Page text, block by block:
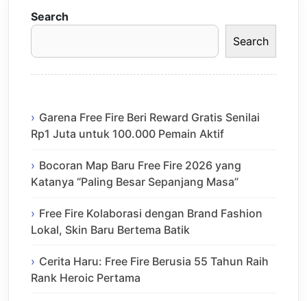
Search
Search
Garena Free Fire Beri Reward Gratis Senilai
Rp1 Juta untuk 100.000 Pemain Aktif
Bocoran Map Baru Free Fire 2026 yang
Katanya “Paling Besar Sepanjang Masa”
Free Fire Kolaborasi dengan Brand Fashion
Lokal, Skin Baru Bertema Batik
Cerita Haru: Free Fire Berusia 55 Tahun Raih
Rank Heroic Pertama